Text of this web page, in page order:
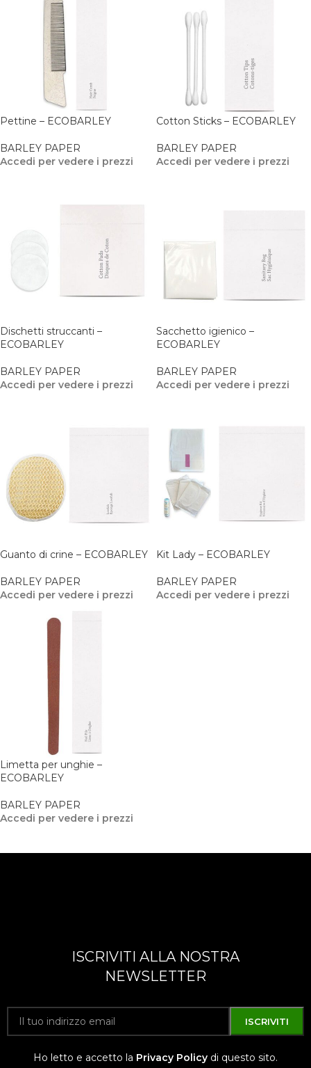
Pettine – ECOBARLEY
BARLEY PAPER
Accedi per vedere i prezzi
Cotton Sticks – ECOBARLEY
BARLEY PAPER
Accedi per vedere i prezzi
Dischetti struccanti –
ECOBARLEY
BARLEY PAPER
Accedi per vedere i prezzi
Sacchetto igienico –
ECOBARLEY
BARLEY PAPER
Accedi per vedere i prezzi
Guanto di crine – ECOBARLEY
BARLEY PAPER
Accedi per vedere i prezzi
Kit Lady – ECOBARLEY
BARLEY PAPER
Accedi per vedere i prezzi
Limetta per unghie –
ECOBARLEY
BARLEY PAPER
Accedi per vedere i prezzi
ISCRIVITI ALLA NOSTRA
NEWSLETTER
Ho letto e accetto la Privacy Policy di questo sito.